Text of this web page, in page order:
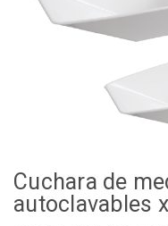
Cuchara de
autoclavables